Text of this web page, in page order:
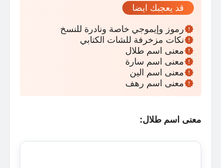
قد يعجبك ايضا
رموز وإيموجي خاصة ونادرة للنسخ
نكات مزخرفة للشات الكتابي
معنى اسم طلال
معنى اسم سارة
معنى اسم الين
معنى اسم رهف
معنى اسم طلال: